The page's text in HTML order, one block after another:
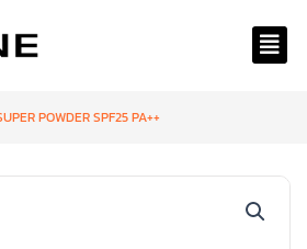
POWDER SPF25 PA++